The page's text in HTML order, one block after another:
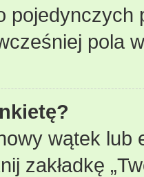
pola
wątek lub
zakładkę